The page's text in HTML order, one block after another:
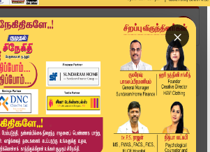
×
governmenthospital